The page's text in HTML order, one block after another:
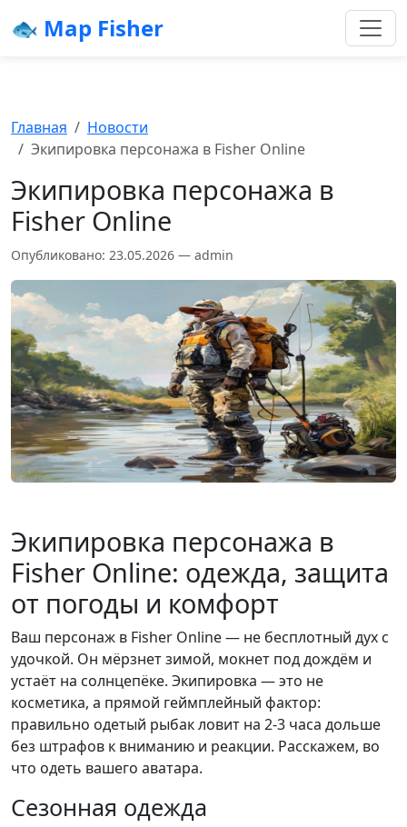
🐟 Map Fisher
Главная
Новости
Экипировка персонажа в Fisher Online
Экипировка персонажа в
Fisher Online
Опубликовано: 23.05.2026 — admin
Экипировка персонажа в
Fisher Online: одежда, защита
от погоды и комфорт
Ваш персонаж в Fisher Online — не бесплотный дух с
удочкой. Он мёрзнет зимой, мокнет под дождём и
устаёт на солнцепёке. Экипировка — это не
косметика, а прямой геймплейный фактор:
правильно одетый рыбак ловит на 2-3 часа дольше
без штрафов к вниманию и реакции. Расскажем, во
что одеть вашего аватара.
Сезонная одежда